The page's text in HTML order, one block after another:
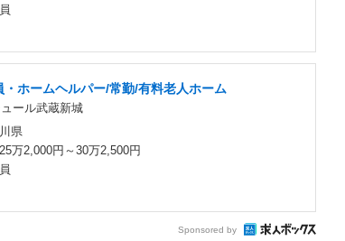
・ホームヘルパー/常勤/有料老人ホーム
ール武蔵新城
県
万2,000円～30万2,500円
Sponsored by